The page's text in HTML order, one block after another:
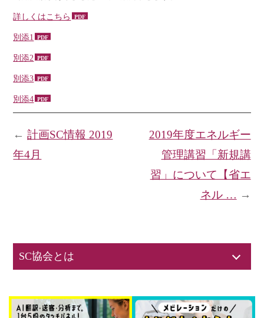
詳しくはこちら
別添1
別添2
別添3
別添4
2019年度エネルギー
管理講習「新規講
習」について【省エ
ネル … →
←計画SC情報 2019
年4月
SC協会とは